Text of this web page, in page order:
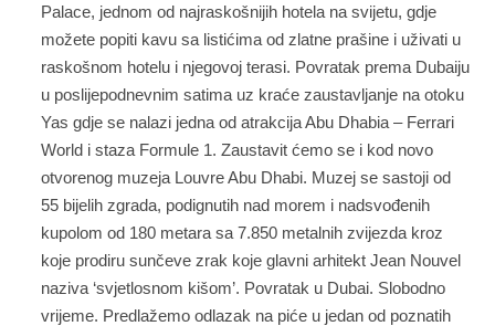
Palace, jednom od najraskošnijih hotela na svijetu, gdje
možete popiti kavu sa listićima od zlatne prašine i uživati u
raskošnom hotelu i njegovoj terasi. Povratak prema Dubaiju
u poslijepodnevnim satima uz kraće zaustavljanje na otoku
Yas gdje se nalazi jedna od atrakcija Abu Dhabia – Ferrari
World i staza Formule 1. Zaustavit ćemo se i kod novo
otvorenog muzeja Louvre Abu Dhabi. Muzej se sastoji od
55 bijelih zgrada, podignutih nad morem i nadsvođenih
kupolom od 180 metara sa 7.850 metalnih zvijezda kroz
koje prodiru sunčeve zrak koje glavni arhitekt Jean Nouvel
naziva ‘svjetlosnom kišom’. Povratak u Dubai. Slobodno
vrijeme. Predlažemo odlazak na piće u jedan od poznatih